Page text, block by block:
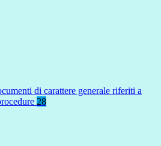
di carattere generale riferiti a
28